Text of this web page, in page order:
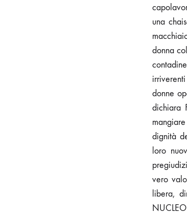
una
donna
donne
dichiara
dignità
loro
vero
libera,